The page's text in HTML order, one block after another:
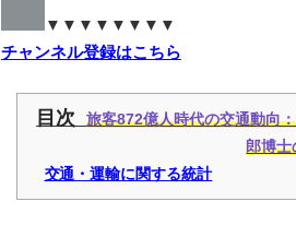
▼▼▼▼▼▼▼▼
チャンネル登録はこちら
目次
旅客872億人時代の交通動向
郎博士
交通・運輸に関する統計